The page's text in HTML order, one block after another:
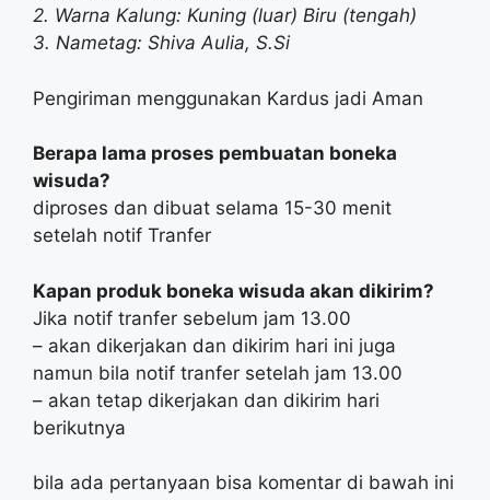
2. Warna Kalung: Kuning (luar) Biru (tengah)
3. Nametag: Shiva Aulia, S.Si
Pengiriman menggunakan Kardus jadi Aman
Berapa lama proses pembuatan boneka
wisuda?
diproses dan dibuat selama 15-30 menit
setelah notif Tranfer
Kapan produk boneka wisuda akan dikirim?
Jika notif tranfer sebelum jam 13.00
– akan dikerjakan dan dikirim hari ini juga
namun bila notif tranfer setelah jam 13.00
– akan tetap dikerjakan dan dikirim hari
berikutnya
bila ada pertanyaan bisa komentar di bawah ini